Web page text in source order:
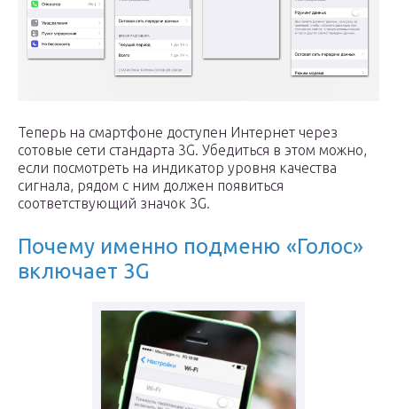
Теперь на смартфоне доступен Интернет через
сотовые сети стандарта 3G. Убедиться в этом можно,
если посмотреть на индикатор уровня качества
сигнала, рядом с ним должен появиться
соответствующий значок 3G.
Почему именно подменю «Голос»
включает 3G